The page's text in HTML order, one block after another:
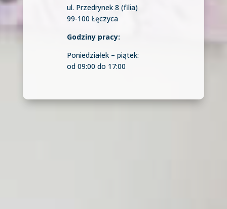
ul. Przedrynek 8 (filia)
99-100 Łęczyca
Godziny pracy:
Poniedziałek – piątek:
od 09:00 do 17:00